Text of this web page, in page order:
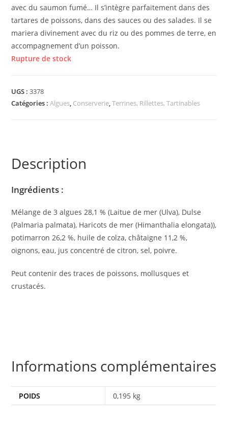
avec du saumon fumé… Il s’intègre parfaitement dans des
tartares de poissons, dans des sauces ou des salades. Il se
mariera divinement avec du riz ou des pommes de terre, en
accompagnement d’un poisson.
Rupture de stock
UGS :3378
Catégories :Algues Conserverie ,Terrines, Rillettes, Tartinables
Description
Ingrédients :
Mélange de 3 algues 28,1 % (Laitue de mer (Ulva), Dulse
(Palmaria palmata), Haricots de mer (Himanthalia elongata)),
potimarron 26,2 %, huile de colza, châtaigne 11,2 %,
oignons, eau, jus concentré de citron, sel, poivre.
Peut contenir des traces de poissons, mollusques et
crustacés.
Informations complémentaires
POIDS 0,195 kg